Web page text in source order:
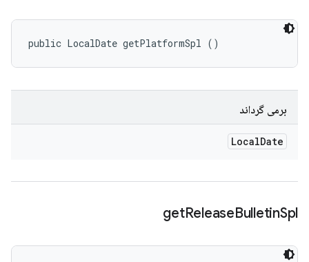
public LocalDate getPlatformSpl ()
برمی گرداند
LocalDate
getReleaseBulletinSpl